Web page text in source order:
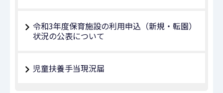
令和3年度保育施設の利用申込（新規・転園）
状況の公表について
児童扶養手当現況届